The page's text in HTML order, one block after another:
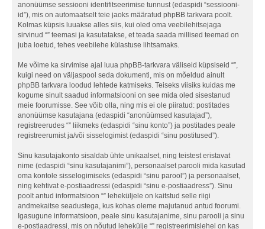
anonüümse sessiooni identifitseerimise tunnust (edaspidi “sessiooni-
id”), mis on automaatselt teie jaoks määratud phpBB tarkvara poolt.
Kolmas küpsis luuakse alles siis, kui oled oma veebilehitsejaga
sirvinud “” teemasi ja kasutatakse, et teada saada millised teemad on
juba loetud, tehes veebilehe külastuse lihtsamaks.
Me võime ka sirvimise ajal luua phpBB-tarkvara väliseid küpsiseid “”,
kuigi need on väljaspool seda dokumenti, mis on mõeldud ainult
phpBB tarkvara loodud lehtede katmiseks. Teiseks viisiks kuidas me
kogume sinult saadud informatsiooni on see mida oled sisestanud
meie foorumisse. See võib olla, ning mis ei ole piiratud: postitades
anonüümse kasutajana (edaspidi “anonüümsed kasutajad”),
registreerudes “” liikmeks (edaspidi “sinu konto”) ja postitades peale
registreerumist ja/või sisselogimist (edaspidi “sinu postitused”).
Sinu kasutajakonto sisaldab ühte unikaalset, ning teistest eristavat
nime (edaspidi “sinu kasutajanimi”), personaalset parooli mida kasutad
oma kontole sisselogimiseks (edaspidi “sinu parool”) ja personaalset,
ning kehtivat e-postiaadressi (edaspidi “sinu e-postiaadress”). Sinu
poolt antud informatsioon “” leheküljele on kaitstud selle riigi
andmekaitse seadustega, kus kohas oleme majutanud antud foorumi.
Igasugune informatsioon, peale sinu kasutajanime, sinu parooli ja sinu
e-postiaadressi, mis on nõutud lehekülje “” registreerimislehel on kas